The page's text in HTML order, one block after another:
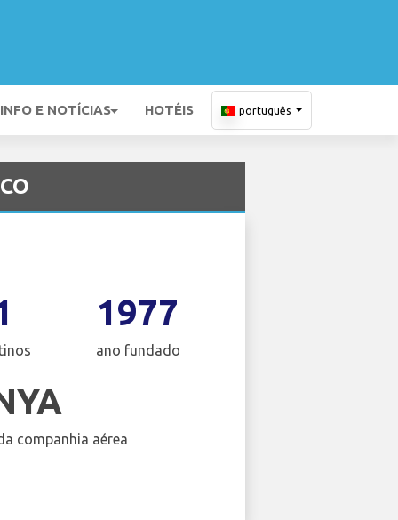
INFO E NOTÍCIAS HOTÉIS português
1977
ano fundado
companhia aérea